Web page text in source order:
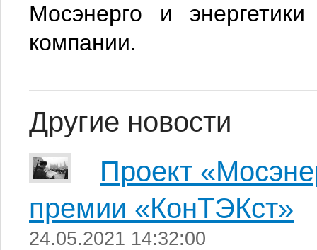
Мосэнерго и
компании.
Другие новости
Проект
премии «КонТЭКст»
24.05.2021 14:32:00